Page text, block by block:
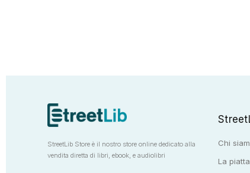
StreetLib Store è il nostro store online dedicato alla
vendita diretta di libri, ebook, e audiolibri
Chi
La